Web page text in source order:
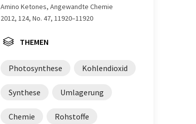
Amino Ketones, Angewandte Chemie
2012, 124, No. 47, 11920–11920
THEMEN
Photosynthese Kohlendioxid
Synthese Umlagerung
Chemie Rohstoffe